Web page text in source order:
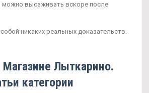
высаживать вскоре после
никаких реальных доказательств.
Лыткарино.
категории